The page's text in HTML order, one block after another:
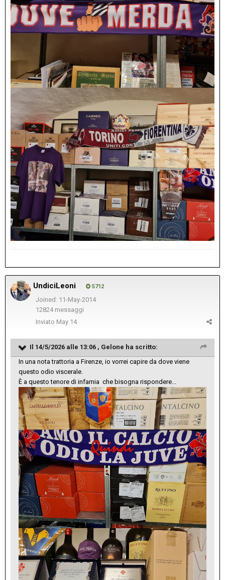
UndiciLeoni 5712
Joined: 11-May-2014
12824 messaggi
Inviato May 14
Il 14/5/2026 alle 13:06 , Gelone ha scritto:
In una nota trattoria a Firenze, io vorrei capire da dove viene
questo odio viscerale.
È a questo tenore di infamia che bisogna rispondere...